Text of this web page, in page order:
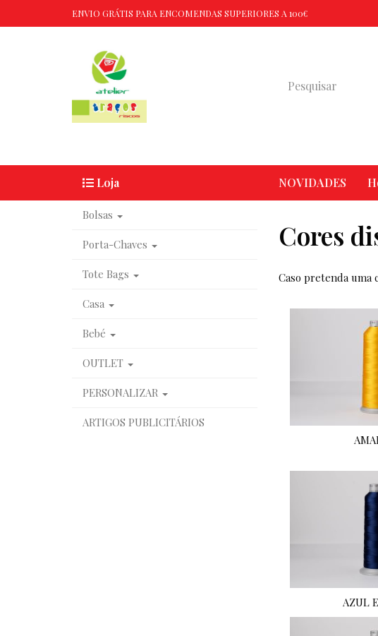
ENVIO GRÁTIS PARA ENCOMENDAS SUPERIORES A 100€
NOVIDADES
Loja
Bolsas
Porta-Chaves
Tote Bags
Casa
Bebé
OUTLET
PERSONALIZAR
ARTIGOS PUBLICITÁRIOS
Cores
Caso pretenda uma
AZUL